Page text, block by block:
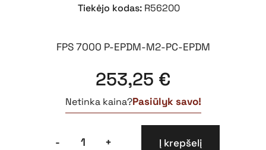
Tiekėjo kodas: R56200
FPS 7000 P-EPDM-M2-PC-EPDM
253,25 €
Netinka kaina?Pasiūlyk savo!
-
produkto
+ Į krepšelį